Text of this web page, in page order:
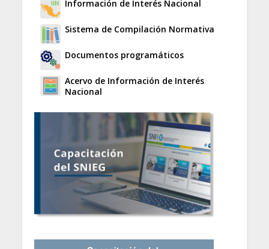
Información de Interés Nacional
Sistema de Compilación Normativa
Documentos programáticos
Acervo de Información de Interés
Nacional